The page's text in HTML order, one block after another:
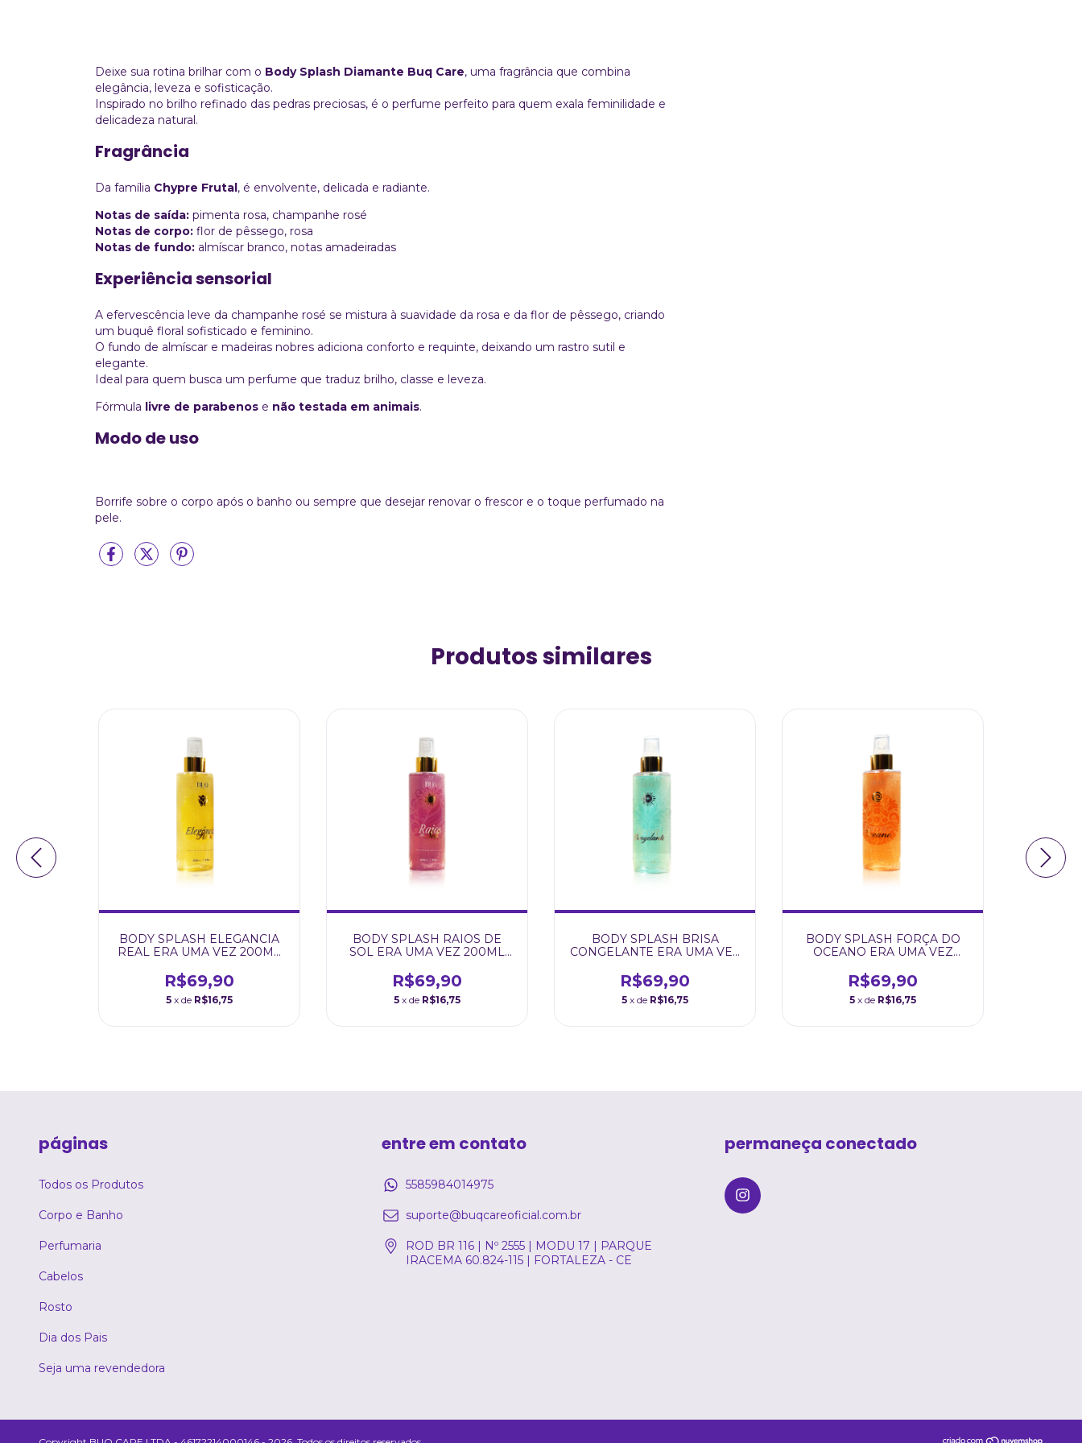
Deixe sua rotina brilhar com o Body Splash Diamante Buq Care, uma fragrância que combina
elegância, leveza e sofisticação.
Inspirado no brilho refinado das pedras preciosas, é o perfume perfeito para quem exala feminilidade e
delicadeza natural.
Fragrância
Da família Chypre Frutal, é envolvente, delicada e radiante.
Notas de saída: pimenta rosa, champanhe rosé
Notas de corpo: flor de pêssego, rosa
Notas de fundo: almíscar branco, notas amadeiradas
Experiência sensorial
A efervescência leve da champanhe rosé se mistura à suavidade da rosa e da flor de pêssego, criando
um buquê floral sofisticado e feminino.
O fundo de almíscar e madeiras nobres adiciona conforto e requinte, deixando um rastro sutil e
elegante.
Ideal para quem busca um perfume que traduz brilho, classe e leveza.
Fórmula livre de parabenos e não testada em animais.
Modo de uso
Borrife sobre o corpo após o banho ou sempre que desejar renovar o frescor e o toque perfumado na
pele.
Produtos similares
BODY SPLASH ELEGANCIA
REAL ERA UMA VEZ 200ML
R$69,90
5 x de R$16,75
BODY SPLASH RAIOS DE
SOL ERA UMA VEZ 200ML
R$69,90
5 x de R$16,75
BODY SPLASH BRISA
CONGELANTE ERA UMA VEZ
R$69,90
5 x de R$16,75
BODY SPLASH FORÇA DO
OCEANO ERA UMA VEZ
R$69,90
5 x de R$16,75
páginas
Todos os Produtos
Corpo e Banho
Perfumaria
Cabelos
Rosto
Dia dos Pais
Seja uma revendedora
entre em contato
5585984014975
suporte@buqcareoficial.com.br
ROD BR 116 | Nº 2555 | MODU 17 | PARQUE
IRACEMA 60.824-115 | FORTALEZA - CE
permaneça conectado